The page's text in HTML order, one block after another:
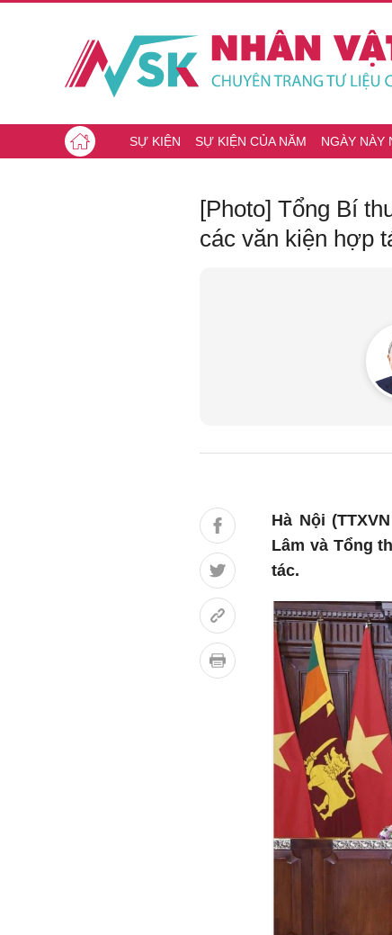
SỰ KIỆN SỰ KIỆN CỦA NĂM NGÀY NÀY
[Photo] Tổng Bí
các văn kiện hợp
Hà Nội
Lâm và Tổng
tác.